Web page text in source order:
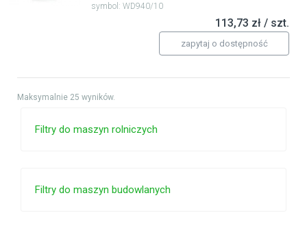
Filtry do maszyn rolniczych
Filtry do maszyn budowlanych
symbol: WD940/10
113,73 zł / szt.
zapytaj o dostępność
Maksymalnie 25 wyników.